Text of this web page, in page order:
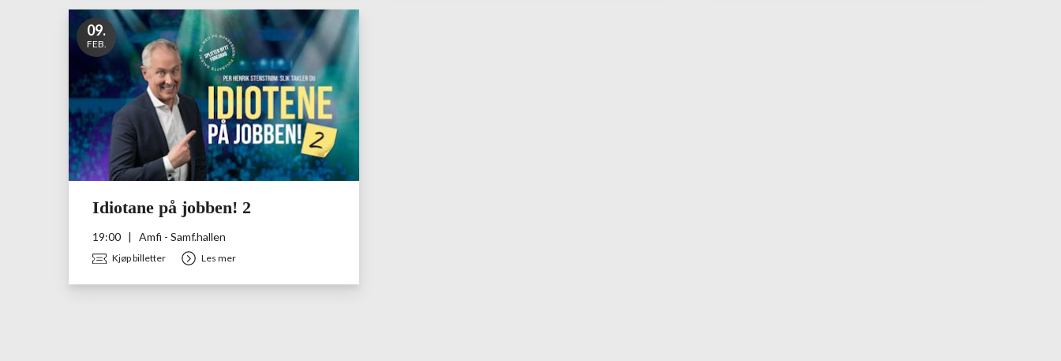
09.
FEB.
Idiotane på jobben! 2
19:00 | Amfi - Samf.hallen
Kjøp billetter Les mer